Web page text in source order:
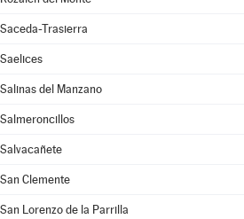
Saceda-Trasierra
Saelices
Salinas del Manzano
Salmeroncillos
Salvacañete
San Clemente
San Lorenzo de la Parrilla